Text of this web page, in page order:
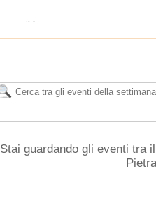
Stai guardando gli eventi tra